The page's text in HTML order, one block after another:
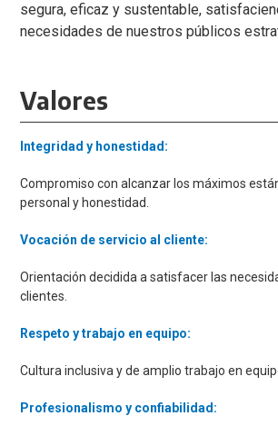
segura, eficaz y sustentable,
necesidades de nuestros públicos
Valores
Integridad y honestidad:
Compromiso con alcanzar los máximos
personal y honestidad.
Vocación de servicio al cliente:
Orientación decidida a satisfacer las
clientes.
Respeto y trabajo en equipo:
Cultura inclusiva y de amplio trabajo en
Profesionalismo y confiabilidad: